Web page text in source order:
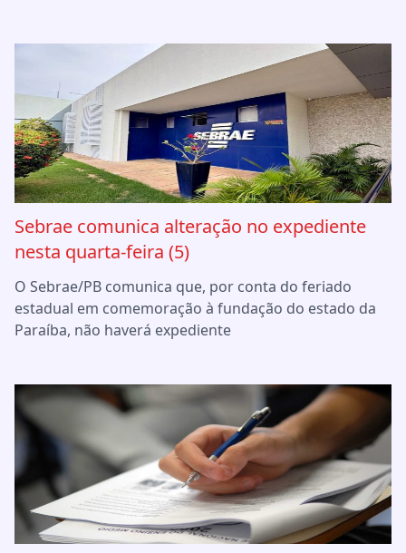
Sebrae comunica alteração no expediente
nesta quarta-feira (5)
O Sebrae/PB comunica que, por conta do feriado
estadual em comemoração à fundação do estado da
Paraíba, não haverá expediente